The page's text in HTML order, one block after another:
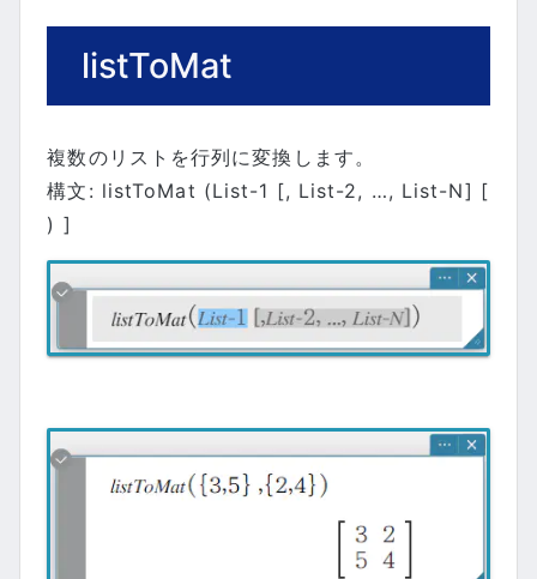
listToMat
複数のリストを行列に変換します。
構文: listToMat (List-1 [, List-2, …, List-N] [
) ]